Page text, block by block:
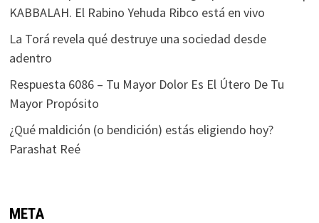
KABBALAH. El Rabino Yehuda Ribco está en vivo
La Torá revela qué destruye una sociedad desde
adentro
Respuesta 6086 – Tu Mayor Dolor Es El Útero De Tu
Mayor Propósito
¿Qué maldición (o bendición) estás eligiendo hoy?
Parashat Reé
META